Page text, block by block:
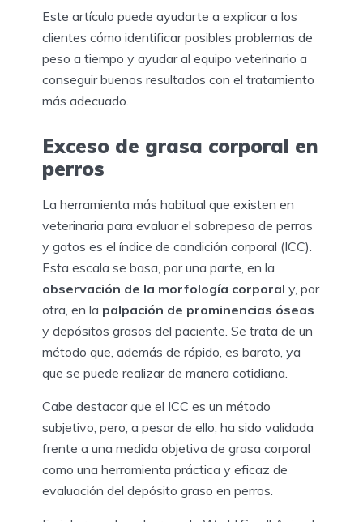
Este artículo puede ayudarte a explicar a los
clientes cómo identificar posibles problemas de
peso a tiempo y ayudar al equipo veterinario a
conseguir buenos resultados con el tratamiento
más adecuado.
Exceso de grasa corporal en
perros
La herramienta más habitual que existen en
veterinaria para evaluar el sobrepeso de perros
y gatos es el índice de condición corporal (ICC).
Esta escala se basa, por una parte, en la
observación de la morfología corporal y, por
otra, en la palpación de prominencias óseas
y depósitos grasos del paciente. Se trata de un
método que, además de rápido, es barato, ya
que se puede realizar de manera cotidiana.
Cabe destacar que el ICC es un método
subjetivo, pero, a pesar de ello, ha sido validada
frente a una medida objetiva de grasa corporal
como una herramienta práctica y eficaz de
evaluación del depósito graso en perros.